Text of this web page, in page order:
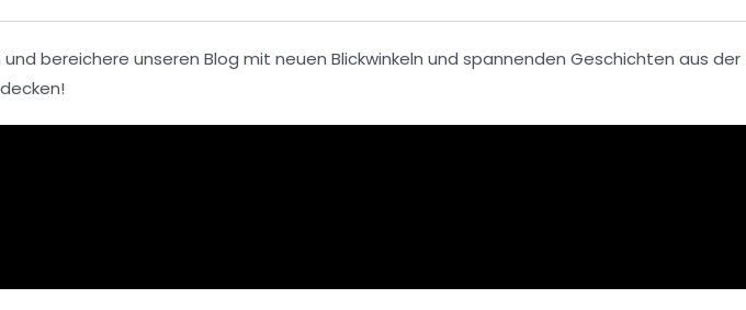
und bereichere unseren Blog mit neuen Blickwinkeln und spannenden Geschichten aus der